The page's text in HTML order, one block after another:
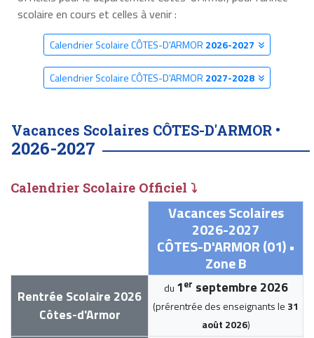
scolaire en cours et celles à venir :
Calendrier Scolaire CÔTES-D'ARMOR 2026-2027
Calendrier Scolaire CÔTES-D'ARMOR 2027-2028
Vacances Scolaires CÔTES-D'ARMOR •
2026-2027
Calendrier Scolaire Officiel ⤵
Vacances Scolaires
2026-2027
CÔTES-D'ARMOR (01) •
Zone B
Rentrée Scolaire 2026
Côtes-d'Armor
du 1er septembre 2026
(prérentrée des enseignants le 31
août 2026)